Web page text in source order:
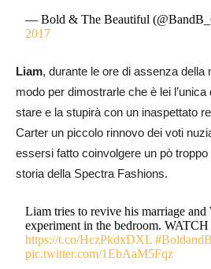
— Bold & The Beautiful
2017
Liam, durante le ore di assenza della
modo per dimostrarle che è lei
stare e la stupirà con un inaspettato
Carter un piccolo rinnovo dei voti
essersi fatto coinvolgere un pò
storia della Spectra Fashions.
Liam tries to revive his marriage
experiment in the bedroom.
https://t.co/HczPkdxDXL
pic.twitter.com/1EbAaM5Fqz